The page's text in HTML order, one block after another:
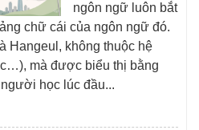
ngôn ngữ luôn bắt
chữ cái của ngôn ngữ đó.
Hangeul, không thuộc hệ
mà được biểu thị bằng
học lúc đầu...